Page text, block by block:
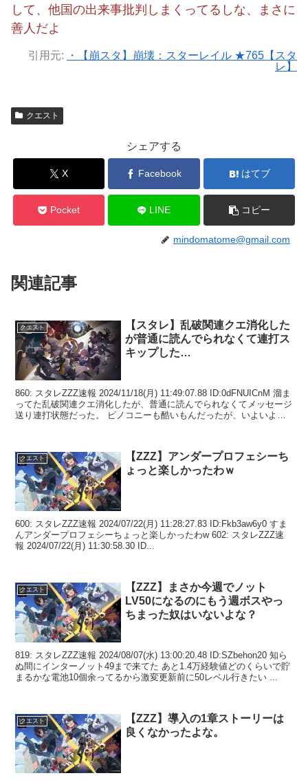
して、他国の出来事批判しまくってるしな、まさに
善人だよ
引用元:
・【崩スタ】崩壊：スターレイル ★765【スタ
レ】
クエスト
シェアする
X Facebook はてブ
Pocket LINE コピー
mindomatome@gmail.com
関連記事
クエスト
【スタレ】乱破関連クエ消化した
が普通に読んでられなくて連打ス
キップした…
860: スタレZZZ速報 2024/11/18(月) 11:49:07.88 ID:0dFNUICnM 溜ま
ってた乱破関連クエ消化したが、普通に読んでられなくてメッセージ
送り連打状態だった。 ピノコニーも酷いもんだったが、いよいよ引
クエスト
【ZZZ】アンダープロフェシーち
ょっと楽しかったわｗ
600: スタレZZZ速報 2024/07/22(月) 11:28:27.83 ID:Fkb3aw6y0 すま
んアンダープロフェシーちょっと楽しかったわw 602: スタレZZZ速
報 2024/07/22(月) 11:30:58.30 ID...
クエスト
【ZZZ】まさか今週でノット
LV50になるのにもう週ボスやっ
ちまった奴はいないよな？
819: スタレZZZ速報 2024/08/07(水) 13:00:20.48 ID:SZbehon20 知ら
ぬ間にインターノット49まで来てた あと1.4万経験値どのくらいで貯
まるかな電池10個余ってるから激変更新前に50レベル行きたい ...
クエスト
【ZZZ】導入の1章ストーリーは
良くなかったよな。